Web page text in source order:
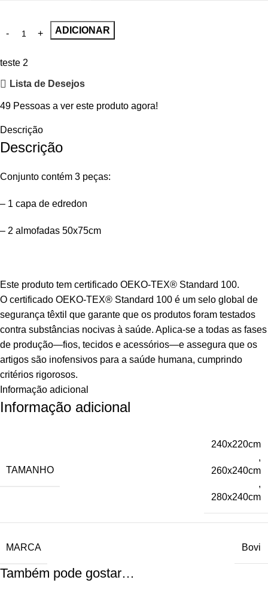
ADICIONAR
teste 2
Lista de Desejos
49 Pessoas a ver este produto agora!
Descrição
Descrição
Conjunto contém 3 peças:
– 1 capa de edredon
– 2 almofadas 50x75cm
Este produto tem certificado OEKO-TEX® Standard 100.
O certificado OEKO-TEX® Standard 100 é um selo global de
segurança têxtil que garante que os produtos foram testados
contra substâncias nocivas à saúde. Aplica-se a todas as fases
de produção—fios, tecidos e acessórios—e assegura que os
artigos são inofensivos para a saúde humana, cumprindo
critérios rigorosos.
Informação adicional
Informação adicional
TAMANHO
240x220cm
,
260x240cm
,
280x240cm
MARCA Bovi
Também pode gostar…